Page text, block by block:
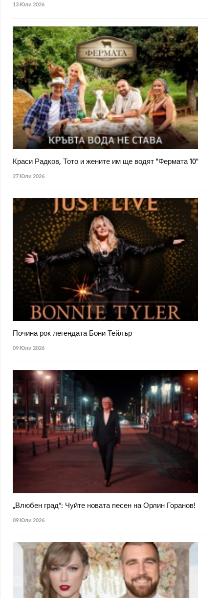
13 Юли 2026
Краси Радков, Тото и жените им ще водят "Фермата 10"
27 Юли 2026
Почина рок легендата Бони Тейлър
09 Юли 2026
„Влюбен град“: Чуйте новата песен на Орлин Горанов!
09 Юли 2026